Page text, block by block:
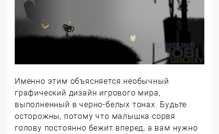
Именно этим объясняется необычный
графический дизайн игрового мира,
выполненный в черно-белых тонах. Будьте
осторожны, потому что малышка сорвя
голову постоянно бежит вперед, а вам нужно